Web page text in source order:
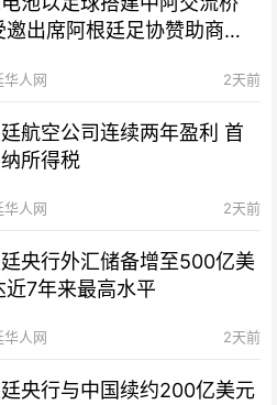
邀出席阿根廷足协赞助商招
华人网 2天前
航空公司连续两年盈利 首
所得税
华人网 2天前
央行外汇储备增至500亿美
近7年来最高水平
华人网 2天前
央行与中国续约200亿美元